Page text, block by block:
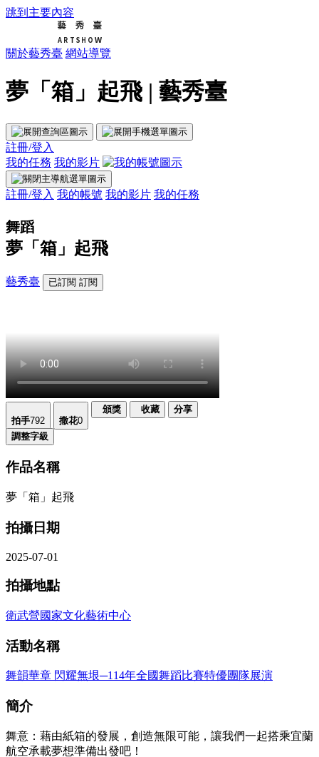
跳到主要內容
關於藝秀臺 網站導覽
夢「箱」起飛 | 藝秀臺
註冊/登入
我的任務 我的影片
註冊/登入 我的帳號 我的影片 我的任務
舞蹈
夢「箱」起飛
藝秀臺 已訂閱 訂閱
拍手792 撒花0
頒獎 收藏 分享
調整字級
作品名稱
夢「箱」起飛
拍攝日期
2025-07-01
拍攝地點
衛武營國家文化藝術中心
活動名稱
舞韻華章 閃耀無垠─114年全國舞蹈比賽特優團隊展演
簡介
舞意：藉由紙箱的發展，創造無限可能，讓我們一起搭乘宜蘭
航空承載夢想準備出發吧！